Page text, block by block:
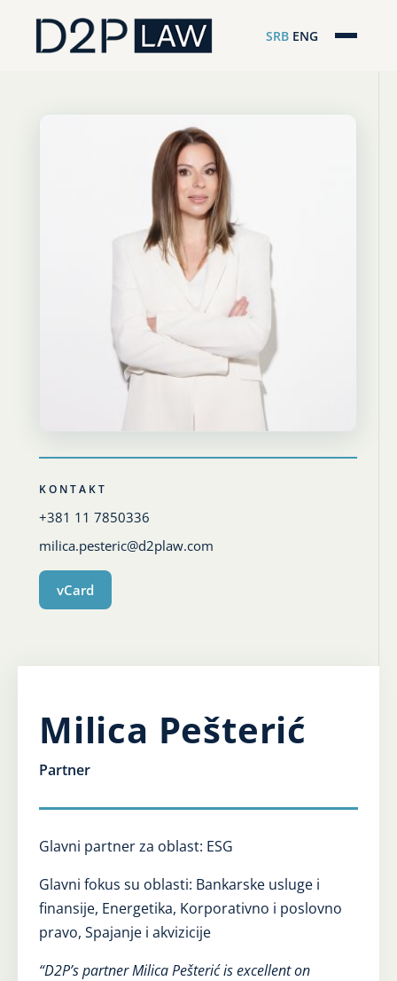
SRB ENG
Regionalna pokrivenost
Kontakt
KONTAKT
+381 11 7850336
milica.pesteric@d2plaw.com
vCard
Milica Pešterić
Partner
Glavni partner za oblast: ESG
Glavni fokus su oblasti: Bankarske usluge i
finansije, Energetika, Korporativno i poslovno
pravo, Spajanje i akvizicije
“D2P’s partner Milica Pešterić is excellent on